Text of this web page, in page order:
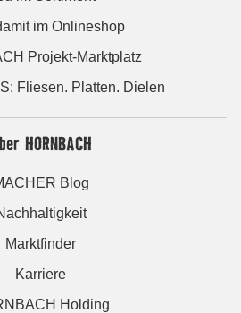
im Onlineshop
Projekt-Marktplatz
Fliesen. Platten. Dielen
HORNBACH
Blog
Marktfinder
Karriere
Holding